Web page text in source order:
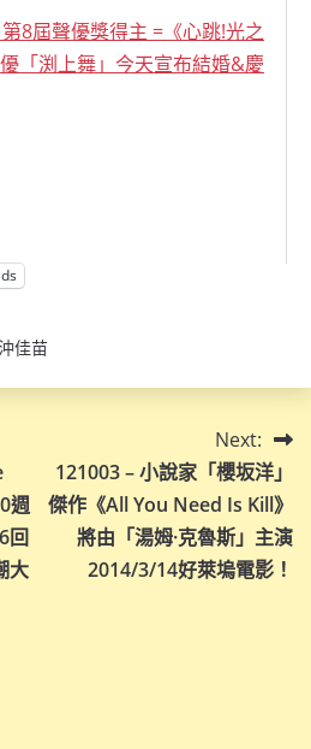
佳苗
週
回
大
Next:
121003 – 小說家「櫻坂洋」
傑作《All You Need Is Kill》
將由「湯姆·克魯斯」主演
2014/3/14好萊塢電影！